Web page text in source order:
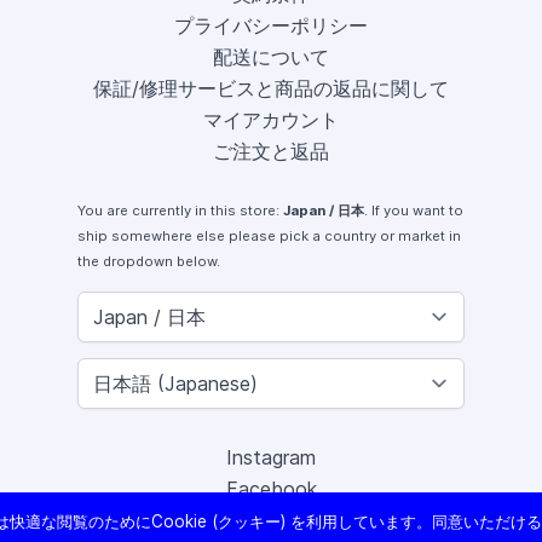
プライバシーポリシー
配送について
保証/修理サービスと商品の返品に関して
マイアカウント
ご注文と返品
You are currently in this store: Japan / 日本. If you want to
ship somewhere else please pick a country or market in
the dropdown below.
Instagram
Facebook
X (Twitter)
快適な閲覧のためにCookie (クッキー) を利用しています。同意いただける